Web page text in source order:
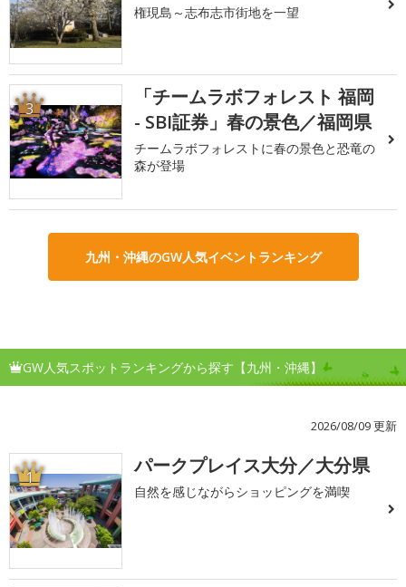
権現島～志布志市街地を一望
3
「チームラボフォレスト 福岡
- SBI証券」春の景色／福岡県
チームラボフォレストに春の景色と恐竜の
森が登場
九州・沖縄のGW人気イベントランキング
GW人気スポットランキングから探す【九州・沖縄】
2026/08/09 更新
1 パークプレイス大分／大分県
自然を感じながらショッピングを満喫